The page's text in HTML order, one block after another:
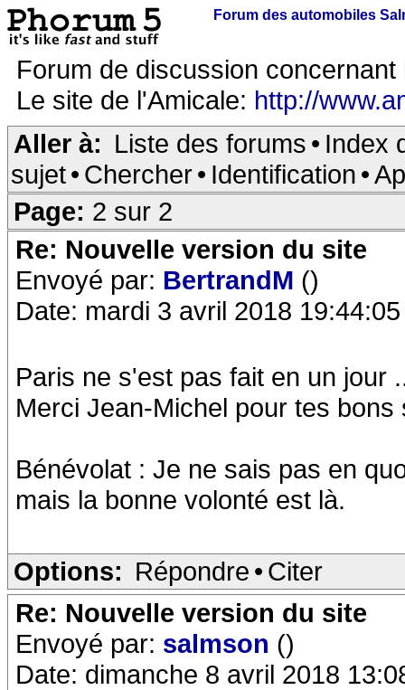
Forum des automobiles
Forum de discussion
Le site de l'Amicale: http://
Aller à: Liste des forums • Index
sujet• Chercher• Identification •
Page: 2 sur 2
Re: Nouvelle version du site
Envoyé par: BertrandM ()
Date: mardi 3 avril 2018 19:44:05
Paris ne s'est pas fait en un jour
Merci Jean-Michel pour tes bons
Bénévolat : Je ne sais pas en
mais la bonne volonté est là.
Options: Répondre • Citer
Re: Nouvelle version du site
Envoyé par: salmson ()
Date: dimanche 8 avril 2018